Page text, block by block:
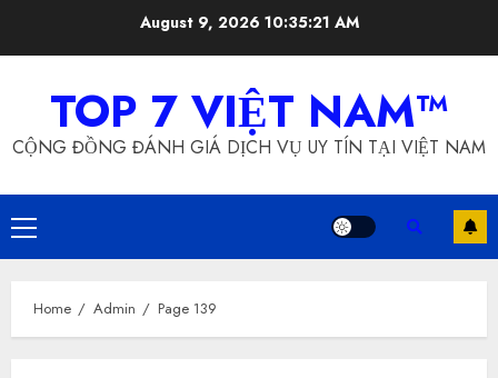
August 9, 2026 10:35:22 AM
TOP 7 VIỆT NAM™
CỘNG ĐỒNG ĐÁNH GIÁ DỊCH VỤ UY TÍN TẠI VIỆT NAM
Primary
Menu
Home Admin Page 139